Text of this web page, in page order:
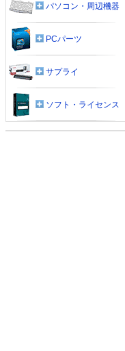
パソコン・周辺機器
PCパーツ
サプライ
ソフト・ライセンス